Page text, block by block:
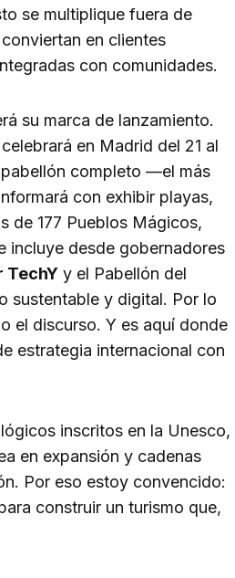
se multiplique fuera de
en clientes
con comunidades.
su marca de lanzamiento.
en Madrid del 21 al
completo —el más
con exhibir playas,
de 177 Pueblos Mágicos,
incluye desde gobernadores
TechY y el Pabellón del
sustentable y digital. Por lo
el discurso. Y es aquí donde
estrategia internacional con
inscritos en la Unesco,
en expansión y cadenas
Por eso estoy convencido:
construir un turismo que,